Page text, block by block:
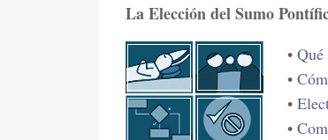
La Elección del Sumo
• Qué
•
•
•